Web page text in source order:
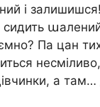
і залишишся!
сидить
Па цан
а там…